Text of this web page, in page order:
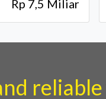
Rp 7,5 Miliar
reliable